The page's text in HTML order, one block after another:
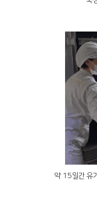
약 15일간 유